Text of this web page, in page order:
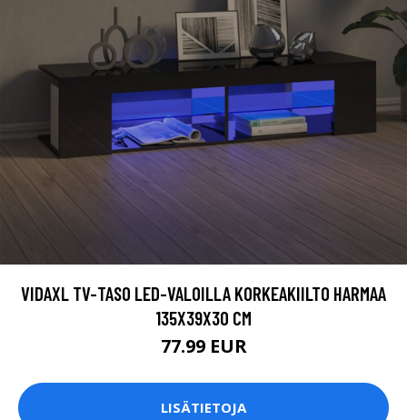
VIDAXL TV-TASO LED-VALOILLA KORKEAKIILTO HARMAA
135X39X30 CM
77.99 EUR
LISÄTIETOJA